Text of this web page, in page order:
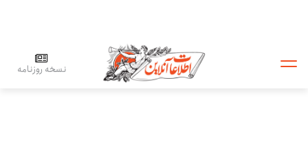
نسخه روزنامه